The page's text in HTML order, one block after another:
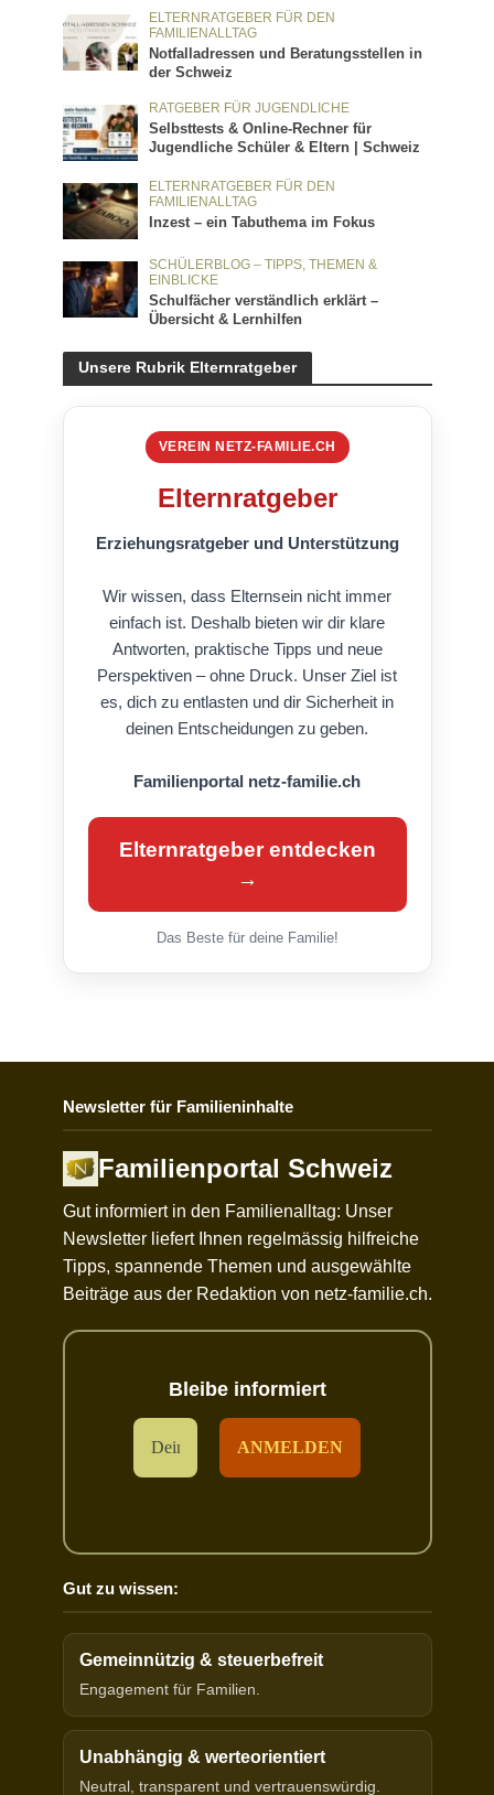
ELTERNRATGEBER FÜR DEN
FAMILIENALLTAG
Notfalladressen und Beratungsstellen in
der Schweiz
RATGEBER FÜR JUGENDLICHE
Selbsttests & Online-Rechner für
Jugendliche Schüler & Eltern | Schweiz
ELTERNRATGEBER FÜR DEN
FAMILIENALLTAG
Inzest – ein Tabuthema im Fokus
SCHÜLERBLOG – TIPPS, THEMEN &
EINBLICKE
Schulfächer verständlich erklärt –
Übersicht & Lernhilfen
Unsere Rubrik Elternratgeber
VEREIN NETZ-FAMILIE.CH
Elternratgeber
Erziehungsratgeber und Unterstützung
Wir wissen, dass Elternsein nicht immer
einfach ist. Deshalb bieten wir dir klare
Antworten, praktische Tipps und neue
Perspektiven – ohne Druck. Unser Ziel ist
es, dich zu entlasten und dir Sicherheit in
deinen Entscheidungen zu geben.
Familienportal netz-familie.ch
Elternratgeber entdecken
→
Das Beste für deine Familie!
Newsletter für Familieninhalte
Familienportal Schweiz
Gut informiert in den Familienalltag: Unser
Newsletter liefert Ihnen regelmässig hilfreiche
Tipps, spannende Themen und ausgewählte
Beiträge aus der Redaktion von netz-familie.ch.
Bleibe informiert
Gut zu wissen:
Gemeinnützig & steuerbefreit
Engagement für Familien.
Unabhängig & werteorientiert
Neutral, transparent und vertrauenswürdig.